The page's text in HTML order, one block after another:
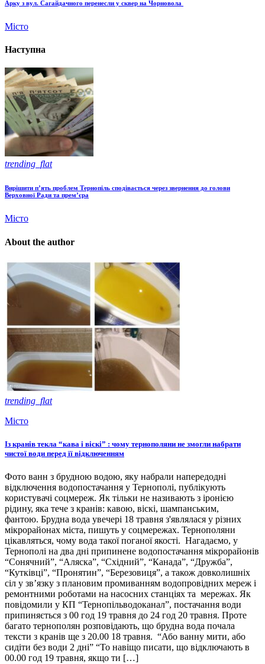
Арку з вул. Сагайдачного перенесли у сквер на Чорновола
Місто
Наступна
trending_flat
Вирішити п’ять проблем Тернопіль сподівається через звернення до голови
Верховної Ради та прем’єра
Місто
About the author
trending_flat
Місто
Із кранів текла “кава і віскі” : чому тернополяни не змогли набрати
чистої води перед її відключенням
Фото ванн з брудною водою, яку набрали напередодні
відключення водопостачання у Тернополі, публікують
користувачі соцмереж. Як тільки не називають з іронією
рідину, яка тече з кранів: кавою, віскі, шампанським,
фантою. Брудна вода увечері 18 травня з'являлася у різних
мікрорайонах міста, пишуть у соцмережах. Тернополяни
цікавляться, чому вода такої поганої якості. Нагадаємо, у
Тернополі на два дні припинене водопостачання мікрорайонів
“Сонячний”, “Аляска”, “Східний”, “Канада”, “Дружба”,
“Кутківці”, “Пронятин”, “Березовиця”, а також довколишніх
сіл у зв’язку з плановим промиванням водопровідних мереж і
ремонтними роботами на насосних станціях та мережах. Як
повідомили у КП “Тернопільводоканал”, постачання води
припиняється з 00 год 19 травня до 24 год 20 травня. Проте
багато тернополян розповідають, що брудна вода почала
тексти з кранів ще з 20.00 18 травня. “Або ванну мити, або
сидіти без води 2 дні” “То навіщо писати, що відключають в
00.00 год 19 травня, якщо ти […]